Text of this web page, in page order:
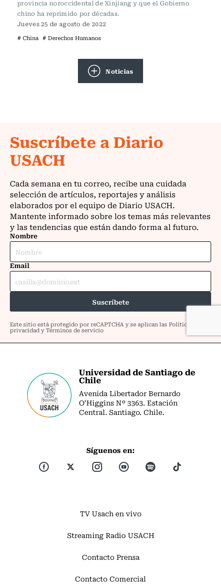
provincia noroccidental de Xinjiang y que el Gobierno
chino ha reprimido por décadas.
Jueves 25 de agosto de 2022
# China # Derechos Humanos
Noticias
Universidad de Santiago de
Chile
Avenida Libertador Bernardo
O’Higgins Nº 3363. Estación
Central. Santiago. Chile.
Síguenos en:
TV Usach en vivo
Streaming Radio USACH
Contacto Prensa
Contacto Comercial